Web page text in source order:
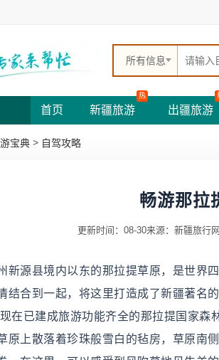
所有信息
首页 新疆旅游
热
出疆旅游
宝典 > 自驾攻略
畅游那拉
更新时间：08-30来源：新疆旅行网
新源县境内以东的那拉提草原，是世界
结合到一起，将这里打造成了新疆著名
在已建成旅游功能齐全的那拉提国家森
原上散落着珍珠般雪白的毡房，草原南